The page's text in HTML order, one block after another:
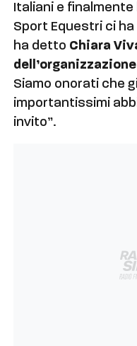
Italiani e finalmente
Sport Equestri ci
ha detto Chiara
Siamo onorati che
importantissimi
invito”.